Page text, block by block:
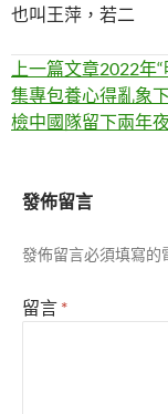
也叫王萍，若二
文
章
覽
上一篇文章2022年
集專包養心得亂象
檢中國隊留下兩年
發佈留言
發佈留言必須填寫的
留言 *